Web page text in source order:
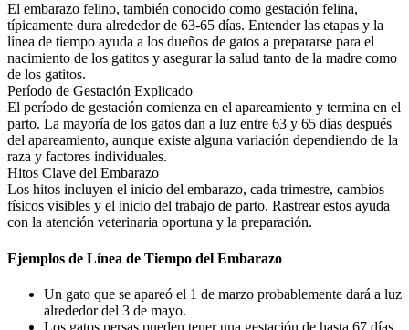
El embarazo felino, también conocido como gestación felina,
típicamente dura alrededor de 63-65 días. Entender las etapas y la
línea de tiempo ayuda a los dueños de gatos a prepararse para el
nacimiento de los gatitos y asegurar la salud tanto de la madre como
de los gatitos.
Período de Gestación Explicado
El período de gestación comienza en el apareamiento y termina en el
parto. La mayoría de los gatos dan a luz entre 63 y 65 días después
del apareamiento, aunque existe alguna variación dependiendo de la
raza y factores individuales.
Hitos Clave del Embarazo
Los hitos incluyen el inicio del embarazo, cada trimestre, cambios
físicos visibles y el inicio del trabajo de parto. Rastrear estos ayuda
con la atención veterinaria oportuna y la preparación.
Ejemplos de Línea de Tiempo del Embarazo
Un gato que se apareó el 1 de marzo probablemente dará a luz
alrededor del 3 de mayo.
Los gatos persas pueden tener una gestación de hasta 67 días.